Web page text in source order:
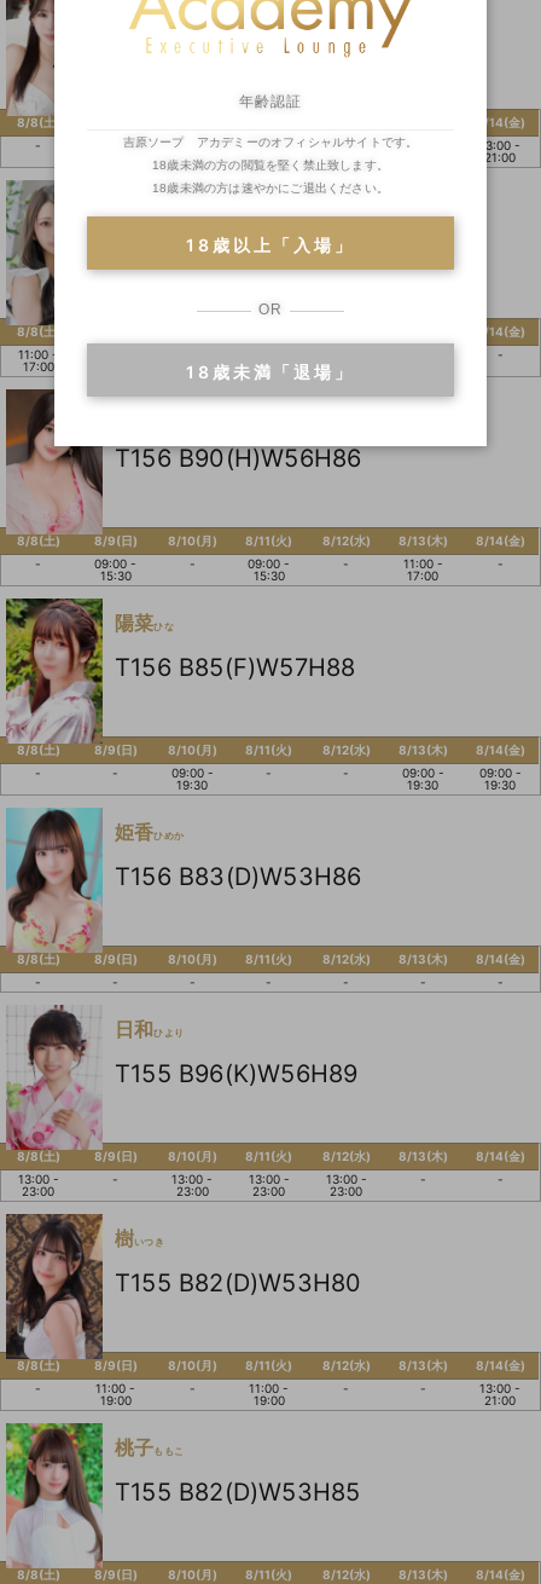
T157 B89(G)W56H87
8/8(土)
-
-
-
8/14(金)
13:00 -
21:00
T157 B84(D)W54H85
8/8(土)
11:00 -
17:00
8/14(金)
-
T156 B90(H)W56H86
8/8(土)
-
8/9(日)
09:00 -
15:30
8/10(月)
-
8/11(火)
09:00 -
15:30
8/12(水)
-
8/13(木)
11:00 -
17:00
8/14(金)
-
陽菜ひな
T156 B85(F)W57H88
8/8(土)
-
8/9(日)
-
8/10(月)
09:00 -
19:30
8/11(火)
-
8/12(水)
-
8/13(木)
09:00 -
19:30
8/14(金)
09:00 -
19:30
姫香ひめか
T156 B83(D)W53H86
8/8(土)
-
8/9(日)
-
8/10(月)
-
8/11(火)
-
8/12(水)
-
8/13(木)
-
8/14(金)
-
日和ひより
T155 B96(K)W56H89
8/8(土)
13:00 -
23:00
8/9(日)
-
8/10(月)
13:00 -
23:00
8/11(火)
13:00 -
23:00
8/12(水)
13:00 -
23:00
8/13(木)
-
8/14(金)
-
樹いつき
T155 B82(D)W53H80
8/8(土)
-
8/9(日)
11:00 -
19:00
8/10(月)
-
8/11(火)
11:00 -
19:00
8/12(水)
-
8/13(木)
-
8/14(金)
13:00 -
21:00
桃子ももこ
T155 B82(D)W53H85
8/8(土)
8/9(日)
8/10(月)
8/11(火)
8/12(水)
8/13(木)
8/14(金)
年齢認証
吉原ソープ アカデミーのオフィシャルサイトです。
18歳未満の方の閲覧を堅く禁止致します。
18歳未満の方は速やかにご退出ください。
18歳以上「入場」
OR
18歳未満「退場」